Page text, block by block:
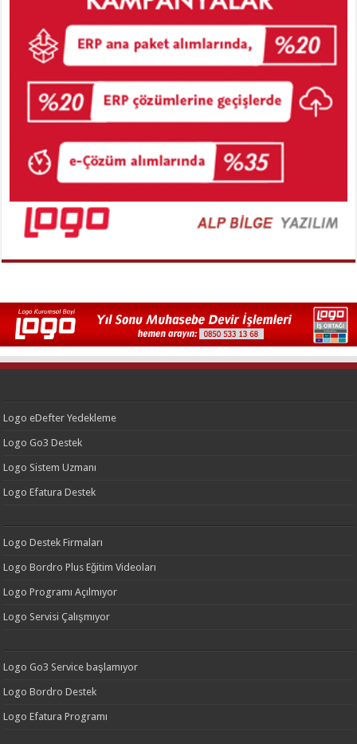
Logo eDefter Yedekleme
Logo Go3 Destek
Logo Sistem Uzmanı
Logo Efatura Destek
Logo Destek Firmaları
Logo Bordro Plus Eğitim Videoları
Logo Programı Açılmıyor
Logo Servisi Çalışmıyor
Logo Go3 Service başlamıyor
Logo Bordro Destek
Logo Efatura Programı